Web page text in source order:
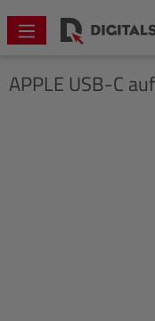
springen
APPLE USB-C